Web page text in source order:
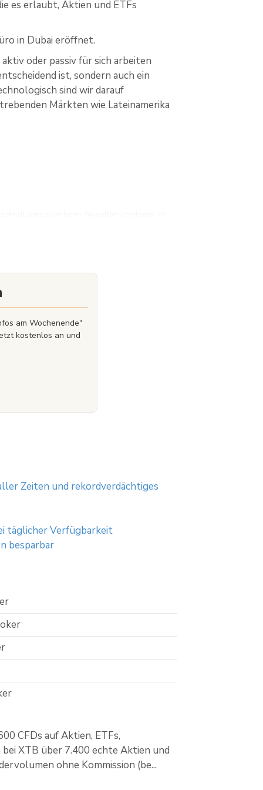
es erlaubt, Aktien und ETFs
in Dubai eröffnet.
oder passiv für sich arbeiten
ist, sondern auch ein
sind wir darauf
Märkten wie Lateinamerika
XTB S.A. German Branch ist registriert bei der
am Wochenende"
kostenlos an und
Zeiten und rekordverdächtiges
täglicher Verfügbarkeit
besparbar
CFDs auf Aktien, ETFs,
XTB über 7.400 echte Aktien und
ohne Kommission (be...